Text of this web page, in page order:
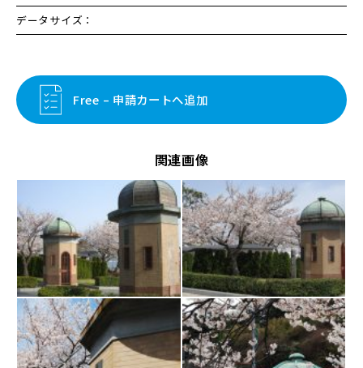
データサイズ：
Free – 申請カートへ追加
関連画像